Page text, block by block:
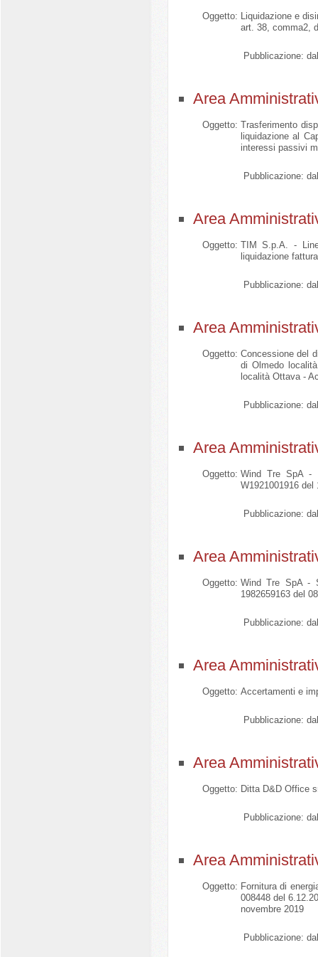
Oggetto: Liquidazione e
art. 38, comma2,
Pubblicazione:
Area
Oggetto: Trasferimento
liquidazione al
interessi passivi
Pubblicazione:
Area
Oggetto: TIM S.p.A. -
liquidazione
Pubblicazione:
Area
Oggetto: Concessione del
di Olmedo
località Ottava -
Pubblicazione:
Area
Oggetto: Wind Tre SpA -
W1921001916 del
Pubblicazione:
Area
Oggetto: Wind Tre SpA -
1982659163 del
Pubblicazione:
Area
Oggetto: Accertamenti e
Pubblicazione:
Area
Oggetto: Ditta D&D Office
Pubblicazione:
Area
Oggetto: Fornitura di
008448 del
novembre 2019
Pubblicazione: